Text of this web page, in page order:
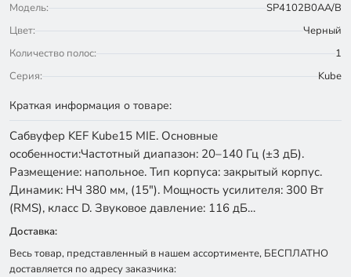
Модель:
SP4102B0AA/B
Цвет:
Черный
Количество полос:
1
Серия:
Kube
Краткая информация о товаре:
Сабвуфер KEF Kube15 MIE. Основные
особенности:Частотный диапазон: 20–140 Гц (±3 дБ).
Размещение: напольное. Тип корпуса: закрытый корпус.
Динамик: НЧ 380 мм, (15″). Мощность усилителя: 300 Вт
(RMS), класс D. Звуковое давление: 116 дБ…
Доставка:
Весь товар, представленный в нашем ассортименте, БЕСПЛАТНО
доставляется по адресу заказчика: